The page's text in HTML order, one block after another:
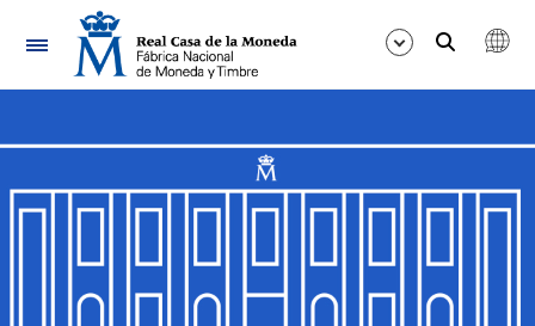
Nabigazioa
Erakutsi/Ezkutatu
Erakutsi/Ezkutatu